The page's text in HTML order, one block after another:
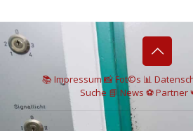
📚 Impressum📸Fot©s 📊
Suche 📘 News ⚽Partner